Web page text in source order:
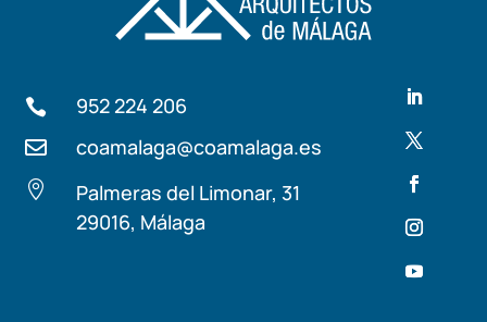
 952 224 206
 coamalaga@coamalaga.es

Palmeras del Limonar, 31
29016, Málaga